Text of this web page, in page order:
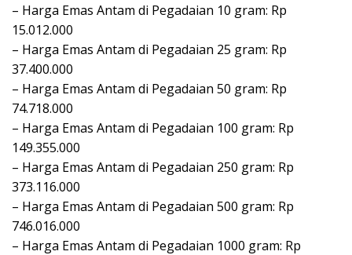
– Harga Emas Antam di Pegadaian 10 gram: Rp
15.012.000
– Harga Emas Antam di Pegadaian 25 gram: Rp
37.400.000
– Harga Emas Antam di Pegadaian 50 gram: Rp
74.718.000
– Harga Emas Antam di Pegadaian 100 gram: Rp
149.355.000
– Harga Emas Antam di Pegadaian 250 gram: Rp
373.116.000
– Harga Emas Antam di Pegadaian 500 gram: Rp
746.016.000
– Harga Emas Antam di Pegadaian 1000 gram: Rp